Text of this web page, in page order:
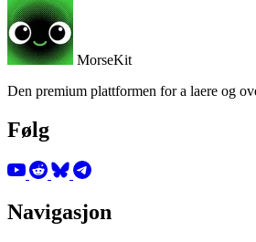
MorseKit
Den premium plattformen for a laere og
Følg
Navigasjon